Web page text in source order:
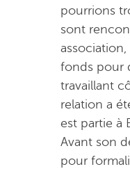
pourrions
sont
fonds pour
travaillant
relation a
est partie à
Avant son
pour